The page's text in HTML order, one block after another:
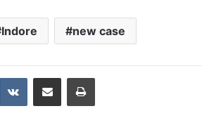
Indore new case